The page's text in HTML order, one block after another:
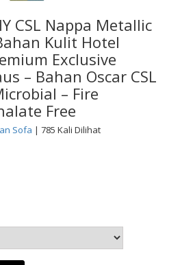
CSL Nappa Metallic
Kulit Hotel
Exclusive
– Bahan Oscar CSL
– Fire
Free
Sofa | 785 Kali Dilihat